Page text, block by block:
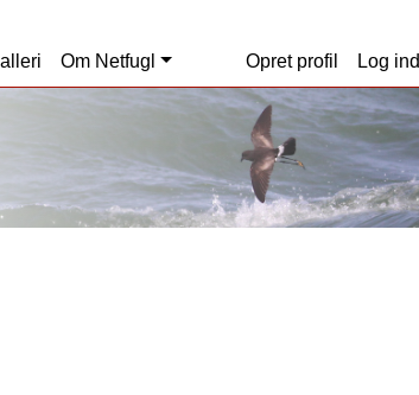
Om Netfugl Opret profil Log ind